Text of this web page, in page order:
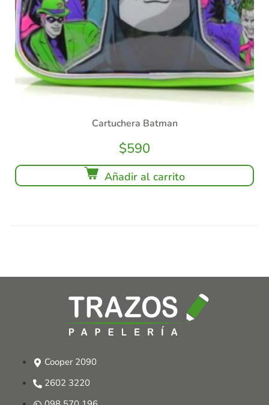
Cartuchera Batman
$590
Añadir al carrito
Cooper 2090
2602 3220